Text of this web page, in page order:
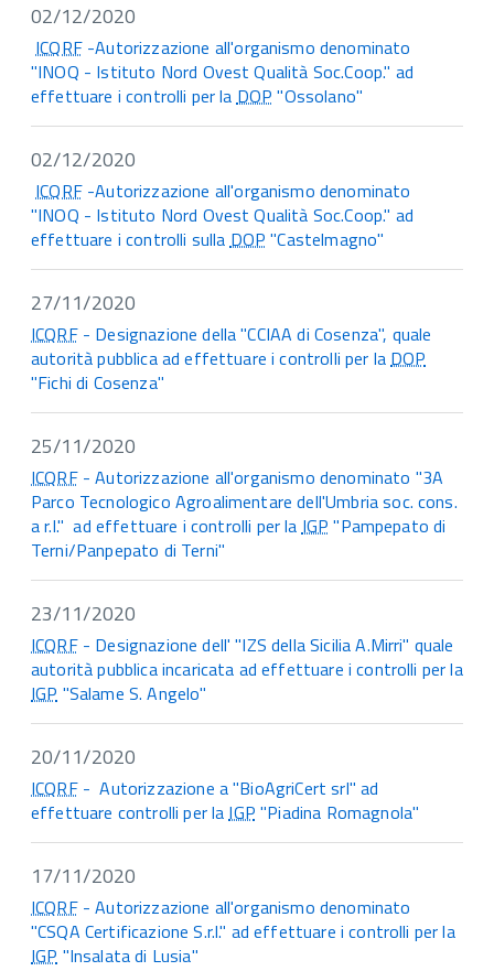
02/12/2020
ICQRF-Autorizzazione all'organismo denominato
"INOQ - Istituto Nord Ovest Qualità Soc.Coop." ad
effettuare i controlli per laDOP "Ossolano"
02/12/2020
ICQRF-Autorizzazione all'organismo denominato
"INOQ - Istituto Nord Ovest Qualità Soc.Coop." ad
effettuare i controlli sullaDOP "Castelmagno"
27/11/2020
ICQRF- Designazione della "CCIAA di Cosenza", quale
autorità pubblica ad effettuare i controlli per laDOP
"Fichi di Cosenza"
25/11/2020
ICQRF- Autorizzazione all'organismo denominato "3A
Parco Tecnologico Agroalimentare dell'Umbria soc. cons.
a r.l." ad effettuare i controlli per laIGP "Pampepato di
Terni/Panpepato di Terni"
23/11/2020
ICQRF- Designazione dell' "IZS della Sicilia A.Mirri" quale
autorità pubblica incaricata ad effettuare i controlli per la
IGP "Salame S. Angelo"
20/11/2020
ICQRF- Autorizzazione a "BioAgriCert srl" ad
effettuare controlli per laIGP "Piadina Romagnola"
17/11/2020
ICQRF- Autorizzazione all'organismo denominato
"CSQA Certificazione S.r.l." ad effettuare i controlli per la
IGP "Insalata di Lusia"